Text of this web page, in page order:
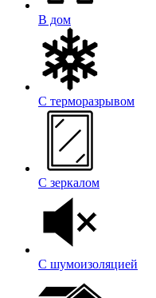
В дом
С терморазрывом
С зеркалом
С шумоизоляцией